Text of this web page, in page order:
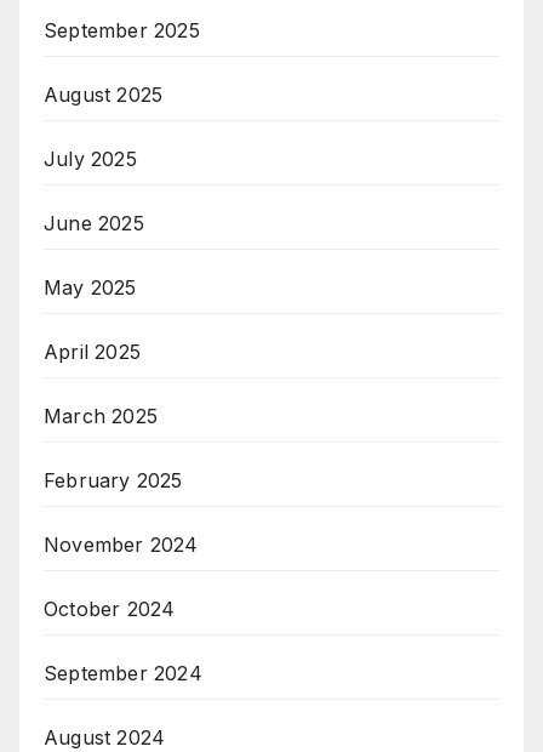
September 2025
August 2025
July 2025
June 2025
May 2025
April 2025
March 2025
February 2025
November 2024
October 2024
September 2024
August 2024